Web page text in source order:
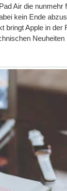
Air die nunmehr
kein Ende
bringt Apple in der
Neuheiten